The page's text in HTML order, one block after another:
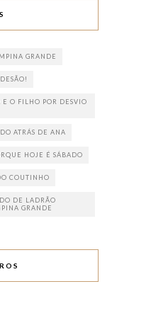
GRANDE
O FILHO POR DESVIO
ATRÁS DE ANA
HOJE É SÁBADO
COUTINHO
DE LADRÃO
GRANDE